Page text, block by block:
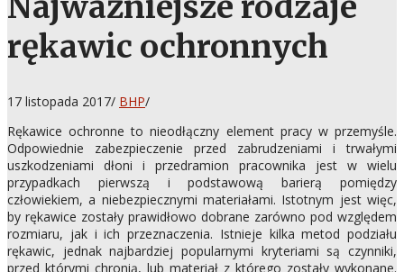
rękawic ochronnych
17 listopada 2017/ BHP/
Rękawice ochronne to nieodłączny element pracy w przemyśle.
Odpowiednie zabezpieczenie przed zabrudzeniami i trwałymi
uszkodzeniami dłoni i przedramion pracownika jest w wielu
przypadkach pierwszą i podstawową barierą pomiędzy
człowiekiem, a niebezpiecznymi materiałami. Istotnym jest więc,
by rękawice zostały prawidłowo dobrane zarówno pod względem
rozmiaru, jak i ich przeznaczenia. Istnieje kilka metod podziału
rękawic, jednak najbardziej popularnymi kryteriami są czynniki,
przed którymi chronią, lub materiał z którego zostały wykonane.